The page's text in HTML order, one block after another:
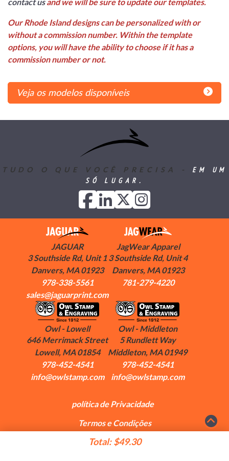
Total: $49.30
contact usand we will be sure to update our templates.
Our Rhode Island designs can be personalized with or
without a commission number. Within the template
options, you will have the ability to choose if it has a
commission number or not.
Veja os modelos disponíveis
TUDO O QUE VOCÊ PRECISA - EM UM
SÓ LUGAR.
JAGUAR
3 Southside Rd, Unit 1
Danvers, MA 01923
978-338-5561
sales@jaguarprint.com
JagWear Apparel
3 Southside Rd, Unit 4
Danvers, MA 01923
781-279-4220
Owl - Lowell
646 Merrimack Street
Lowell, MA 01854
978-452-4541
info@owlstamp.com
Owl - Middleton
5 Rundlett Way
Middleton, MA 01949
978-452-4541
info@owlstamp.com
política de Privacidade
Termos e Condições
Copyright ©2026 Jaguar Graphics. Todos os direitos